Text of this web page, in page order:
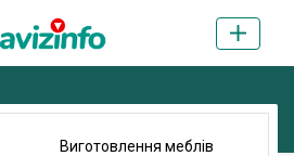
Виготовлення меблів